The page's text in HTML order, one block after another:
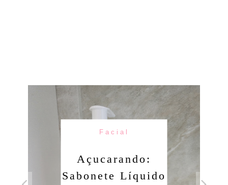
Facial
Açucarando:
Sabonete Líquido